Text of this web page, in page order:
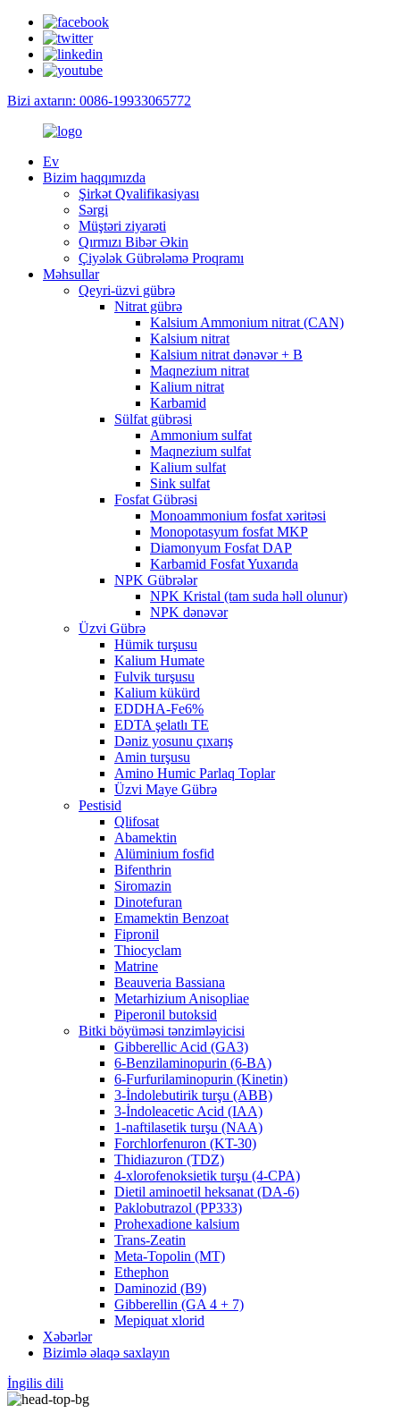
Bizi axtarın: 0086-19933065772
Ev
Bizim haqqımızda
Şirkət Qvalifikasiyası
Sərgi
Müştəri ziyarəti
Qırmızı Bibər Əkin
Çiyələk Gübrələmə Proqramı
Məhsullar
Qeyri-üzvi gübrə
Nitrat gübrə
Kalsium Ammonium nitrat (CAN)
Kalsium nitrat
Kalsium nitrat dənəvər + B
Maqnezium nitrat
Kalium nitrat
Karbamid
Sülfat gübrəsi
Ammonium sulfat
Maqnezium sulfat
Kalium sulfat
Sink sulfat
Fosfat Gübrəsi
Monoammonium fosfat xəritəsi
Monopotasyum fosfat MKP
Diamonyum Fosfat DAP
Karbamid Fosfat Yuxarıda
NPK Gübrələr
NPK Kristal (tam suda həll olunur)
NPK dənəvər
Üzvi Gübrə
Hümik turşusu
Kalium Humate
Fulvik turşusu
Kalium kükürd
EDDHA-Fe6%
EDTA şelatlı TE
Dəniz yosunu çıxarış
Amin turşusu
Amino Humic Parlaq Toplar
Üzvi Maye Gübrə
Pestisid
Qlifosat
Abamektin
Alüminium fosfid
Bifenthrin
Siromazin
Dinotefuran
Emamektin Benzoat
Fipronil
Thiocyclam
Matrine
Beauveria Bassiana
Metarhizium Anisopliae
Piperonil butoksid
Bitki böyüməsi tənzimləyicisi
Gibberellic Acid (GA3)
6-Benzilaminopurin (6-BA)
6-Furfurilaminopurin (Kinetin)
3-İndolebutirik turşu (ABB)
3-İndoleacetic Acid (IAA)
1-naftilasetik turşu (NAA)
Forchlorfenuron (KT-30)
Thidiazuron (TDZ)
4-xlorofenoksietik turşu (4-CPA)
Dietil aminoetil heksanat (DA-6)
Paklobutrazol (PP333)
Prohexadione kalsium
Trans-Zeatin
Meta-Topolin (MT)
Ethephon
Daminozid (B9)
Gibberellin (GA 4 + 7)
Mepiquat xlorid
Xəbərlər
Bizimlə əlaqə saxlayın
İngilis dili